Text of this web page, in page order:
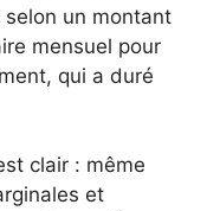
selon un montant
mensuel pour
qui a duré
clair : même
et